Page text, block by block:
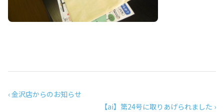
‹ 金沢店からのお知らせ
【ai】第24号に取りあげられました ›